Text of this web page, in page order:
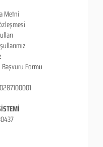
Metni
Başvuru Formu